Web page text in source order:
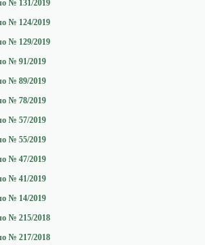
№ 131/2019
№ 124/2019
№ 129/2019
№ 91/2019
№ 89/2019
№ 78/2019
№ 57/2019
№ 55/2019
№ 47/2019
№ 41/2019
№ 14/2019
№ 215/2018
№ 217/2018